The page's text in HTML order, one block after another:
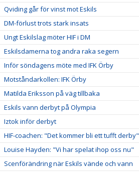
Qviding går för vinst mot Eskils
DM-förlust trots stark insats
Ungt Eskilslag möter HIF i DM
Eskilsdamerna tog andra raka segern
Inför söndagens möte med IFK Örby
Motståndarkollen: IFK Örby
Matilda Eriksson på väg tillbaka
Eskils vann derbyt på Olympia
Iztok inför derbyt
HIF-coachen: "Det kommer bli ett tufft derby"
Louise Hayden: "Vi har spelat ihop oss nu"
Scenförändring när Eskils vände och vann